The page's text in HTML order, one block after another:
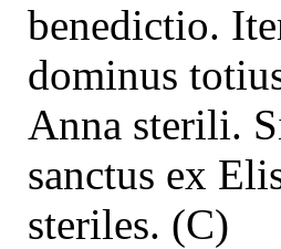
benedictio.
dominus
Anna sterili.
sanctus ex
steriles. (C)